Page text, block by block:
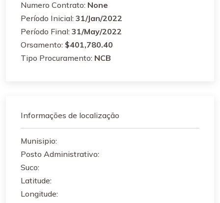
Numero Contrato: None
Período Inicial: 31/Jan/2022
Período Final: 31/May/2022
Orsamento: $401,780.40
Tipo Procuramento: NCB
Informações de localização
Munisipio:
Posto Administrativo:
Suco:
Latitude:
Longitude: